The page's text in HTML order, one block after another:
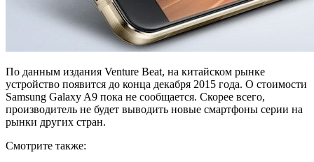
По данным издания Venture Beat, на китайском рынке
устройство появится до конца декабря 2015 года. О стоимости
Samsung Galaxy A9 пока не сообщается. Скорее всего,
производитель не будет выводить новые смартфоны серии на
рынки других стран.
Смотрите также: